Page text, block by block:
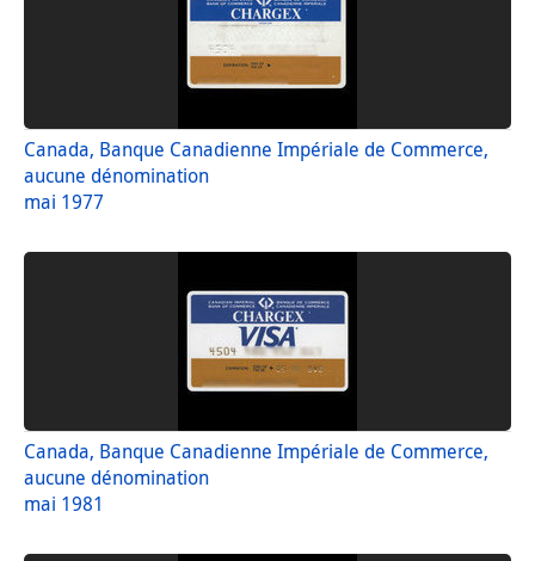
Canada, Banque Canadienne Impériale de Commerce,
aucune dénomination
mai 1977
Canada, Banque Canadienne Impériale de Commerce,
aucune dénomination
mai 1981